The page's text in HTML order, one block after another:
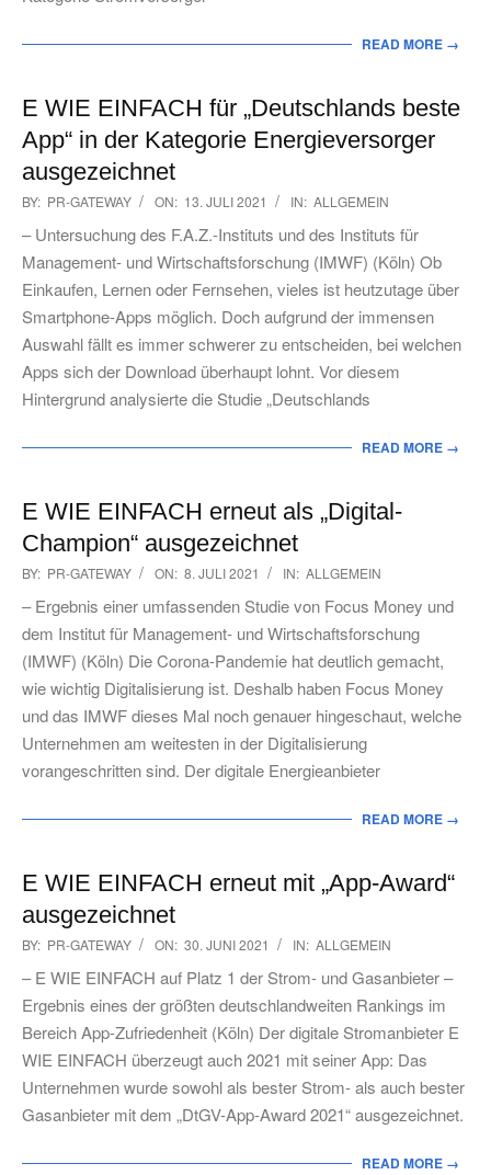
READ MORE →
E WIE EINFACH für „Deutschlands beste
App“ in der Kategorie Energieversorger
ausgezeichnet
2021-
07-
13
BY: PR-GATEWAY ON: 13. JULI 2021 IN: ALLGEMEIN
– Untersuchung des F.A.Z.-Instituts und des Instituts für
Management- und Wirtschaftsforschung (IMWF) (Köln) Ob
Einkaufen, Lernen oder Fernsehen, vieles ist heutzutage über
Smartphone-Apps möglich. Doch aufgrund der immensen
Auswahl fällt es immer schwerer zu entscheiden, bei welchen
Apps sich der Download überhaupt lohnt. Vor diesem
Hintergrund analysierte die Studie „Deutschlands
READ MORE →
E WIE EINFACH erneut als „Digital-
Champion“ ausgezeichnet
2021-
07-
08
BY: PR-GATEWAY ON: 8. JULI 2021 IN: ALLGEMEIN
– Ergebnis einer umfassenden Studie von Focus Money und
dem Institut für Management- und Wirtschaftsforschung
(IMWF) (Köln) Die Corona-Pandemie hat deutlich gemacht,
wie wichtig Digitalisierung ist. Deshalb haben Focus Money
und das IMWF dieses Mal noch genauer hingeschaut, welche
Unternehmen am weitesten in der Digitalisierung
vorangeschritten sind. Der digitale Energieanbieter
READ MORE →
E WIE EINFACH erneut mit „App-Award“
ausgezeichnet
2021-
06-
30
BY: PR-GATEWAY ON: 30. JUNI 2021 IN: ALLGEMEIN
– E WIE EINFACH auf Platz 1 der Strom- und Gasanbieter –
Ergebnis eines der größten deutschlandweiten Rankings im
Bereich App-Zufriedenheit (Köln) Der digitale Stromanbieter E
WIE EINFACH überzeugt auch 2021 mit seiner App: Das
Unternehmen wurde sowohl als bester Strom- als auch bester
Gasanbieter mit dem „DtGV-App-Award 2021“ ausgezeichnet.
READ MORE →